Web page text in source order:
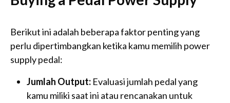
Berikut ini adalah beberapa faktor penting yang
perlu dipertimbangkan ketika kamu memilih power
supply pedal:
Jumlah Output: Evaluasi jumlah pedal yang
kamu miliki saat ini atau rencanakan untuk